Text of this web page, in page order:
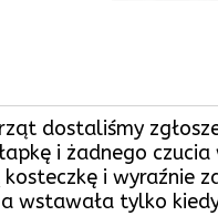
dostaliśmy
i żadnego
i wyraźnie
wstawała tylko